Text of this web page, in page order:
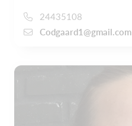
24435108
Codgaard1@gmail.com